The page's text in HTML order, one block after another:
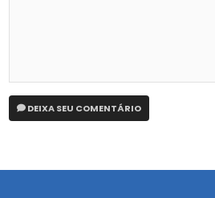
DEIXA SEU COMENTÁRIO